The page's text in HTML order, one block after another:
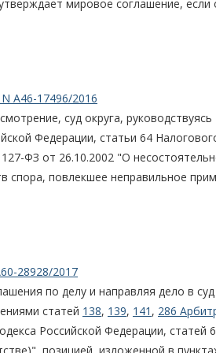
мировое соглашение, если
А46-17496/2016
суд округа, руководствуясь
Федерации, статьи 64
ФЗ от 26.10.2002 "О
спора, повлекшее неправильное
28928/2017
по делу и направляя дело в
статей 138, 139, 141 , 286
Российской Федерации, статей